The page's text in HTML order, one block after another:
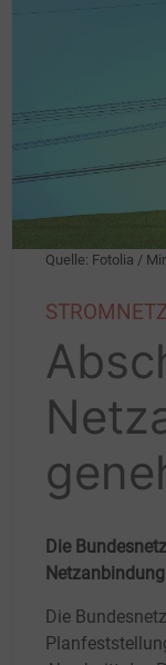
Quelle: Fotolia /
STROMNETZ
Die
Die